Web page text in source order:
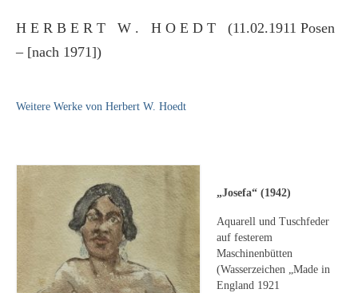
George Paice
Johann Georg Strobel
Ludwig Martin Wilberg
Weitere Künstler nach 1945
H E R B E R T W . H O E D T (11.02.1911 Posen
– [nach 1971])
Weitere Werke von Herbert W. Hoedt
„Josefa“ (1942)
Aquarell und Tuschfeder
auf festerem
Maschinenbütten
(Wasserzeichen „Made in
England 1921